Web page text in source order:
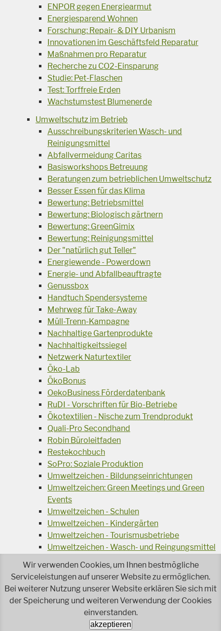
ENPOR gegen Energiearmut
Energiesparend Wohnen
Forschung: Repair- & DIY Urbanism
Innovationen im Geschäftsfeld Reparatur
Maßnahmen pro Reparatur
Recherche zu CO2-Einsparung
Studie: Pet-Flaschen
Test: Torffreie Erden
Wachstumstest Blumenerde
Umweltschutz im Betrieb
Ausschreibungskriterien Wasch- und
Reinigungsmittel
Abfallvermeidung Caritas
Basisworkshops Betreuung
Beratungen zum betrieblichen Umweltschutz
Besser Essen für das Klima
Bewertung: Betriebsmittel
Bewertung: Biologisch gärtnern
Bewertung: GreenGimix
Bewertung: Reinigungsmittel
Der "natürlich gut Teller"
Energiewende - Powerdown
Energie- und Abfallbeauftragte
Genussbox
Handtuch Spendersysteme
Mehrweg für Take-Away
Müll-Trenn-Kampagne
Nachhaltige Gartenprodukte
Nachhaltigkeitssiegel
Netzwerk Naturtextiler
Öko-Lab
ÖkoBonus
OekoBusiness Förderdatenbank
RuDI - Vorschriften für Bio-Betriebe
Ökotextilien - Nische zum Trendprodukt
Quali-Pro Secondhand
Robin Büroleitfaden
Restekochbuch
SoPro: Soziale Produktion
Umweltzeichen - Bildungseinrichtungen
Umweltzeichen: Green Meetings und Green
Events
Umweltzeichen - Schulen
Umweltzeichen - Kindergärten
Umweltzeichen - Tourismusbetriebe
Umweltzeichen - Wasch- und Reingungsmittel
Veranstaltungsreihe Ressourcen-Effizienz
Wiederverwendung von Elektroaltgeräten
Wasser - das Businessgetränk
Wohnprojekt Parcours
Jetzt faire und ökologische Mode kaufen!
Wir verwenden Cookies, um Ihnen bestmögliche
Serviceleistungen auf unserer Website zu ermöglichen.
Bei weiterer Nutzung unserer Website erklären Sie sich mit
der Speicherung und weiteren Verwendung der Cookies
einverstanden.
akzeptieren